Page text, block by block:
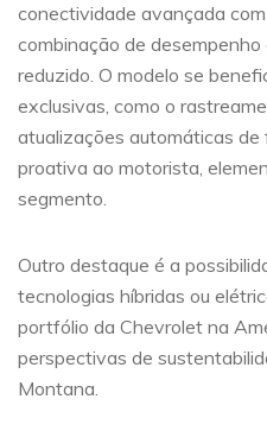
conectividade avançada
combinação de
reduzido. O modelo se
exclusivas, como o
atualizações automáticas
proativa ao motorista,
segmento.
Outro destaque é a
tecnologias híbridas ou
portfólio da Chevrolet na
perspectivas de
Montana.